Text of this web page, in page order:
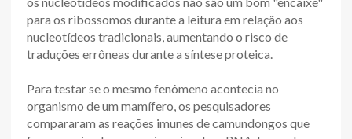
para os ribossomos durante a leitura em relação aos
nucleotídeos tradicionais, aumentando o risco de
traduções errôneas durante a síntese proteica.
Para testar se o mesmo fenômeno acontecia no
organismo de um mamífero, os pesquisadores
compararam as reações imunes de camundongos que